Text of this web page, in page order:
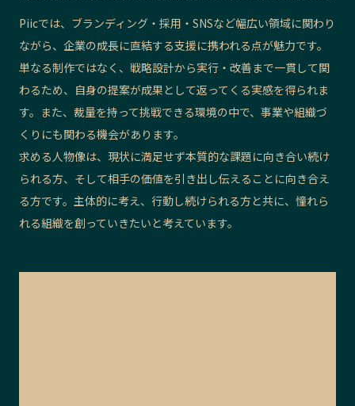
Piicでは、ブランディング・採用・SNSなど幅広い領域に関わり
ながら、企業の成長に直結する支援に携われる点が魅力です。
単なる制作ではなく、戦略設計から実行・改善まで一貫して関
わるため、自身の提案が成果として返ってくる実感を得られま
す。また、裁量を持って挑戦できる環境の中で、事業や組織づ
くりにも関わる機会があります。
求める人物像は、現状に満足せず本質的な課題に向き合い続け
られる方、そして相手の価値を引き出し伝えることに向き合え
る方です。主体的に考え、行動し続けられる方と共に、憧れら
れる組織を創っていきたいと考えています。